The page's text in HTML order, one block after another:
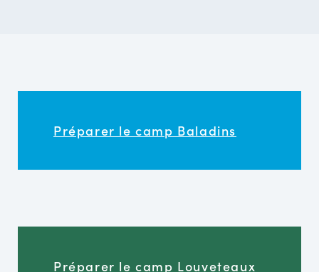
Préparer le camp Baladins
Préparer le camp Louveteaux